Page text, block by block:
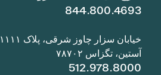
844.800.4693
خیابان سزار چاوز شرقی، پلاک ۱۱۱۱
آستین، تگزاس ۷۸۷۰۲
512.978.8000